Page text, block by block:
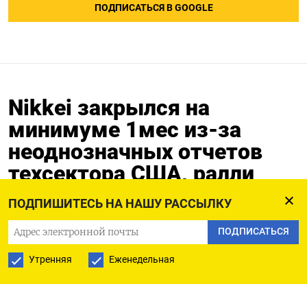
ПОДПИШИТЕСЬ НА НАШУ РАССЫЛКУ
ПОДПИСАТЬСЯ
Утренняя Еженедельная
ПОДПИСАТЬСЯ В GOOGLE
Nikkei закрылся на
минимуме 1мес из-за
неоднозначных отчетов
техсектора США, ралли
иены
24.07.2024